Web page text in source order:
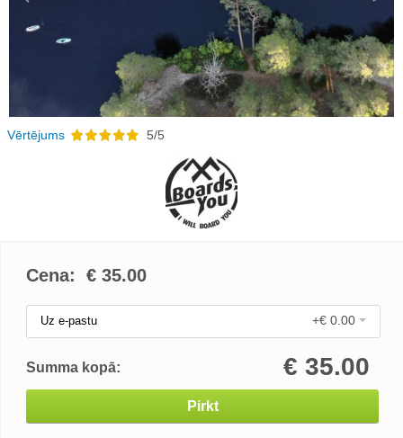
Vērtējums 5/5
Cena: € 35.00
Uz e-pastu +€ 0.00
Summa kopā: € 35.00
Pirkt